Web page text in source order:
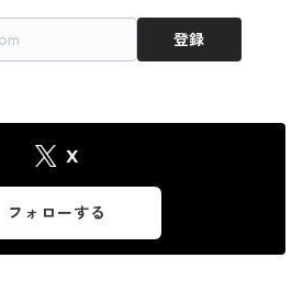
登録
X
フォローする